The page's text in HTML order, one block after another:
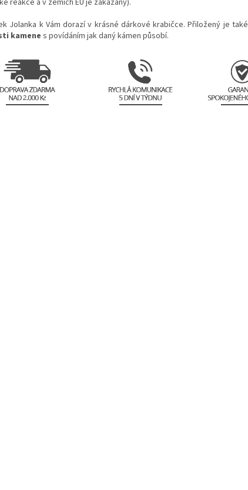
Jolanka k Vám dorazí v krásné dárkové krabičce. Přiložený je také
kamene s povídáním jak daný kámen působí.